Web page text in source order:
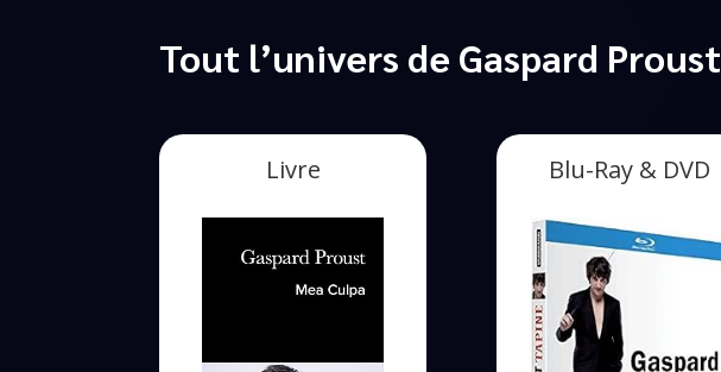
Tout l’univers de Gaspard Proust
Livre Blu-Ray & DVD